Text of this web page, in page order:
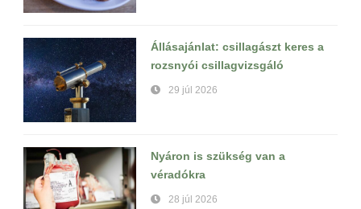
Állásajánlat: csillagászt keres a
rozsnyói csillagvizsgáló
29 júl 2026
Nyáron is szükség van a
véradókra
28 júl 2026